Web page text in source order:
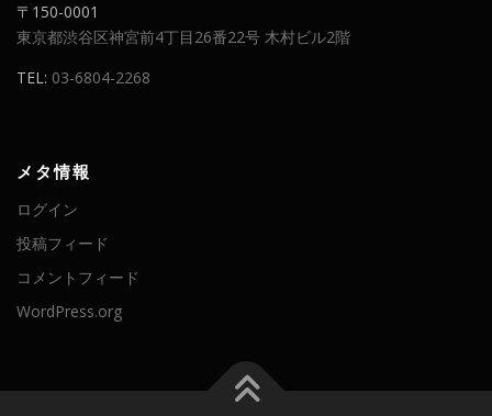
〒150-0001
東京都渋谷区神宮前4丁目26番22号 木村ビル2階
TEL: 03-6804-2268
メタ情報
ログイン
投稿フィード
コメントフィード
WordPress.org